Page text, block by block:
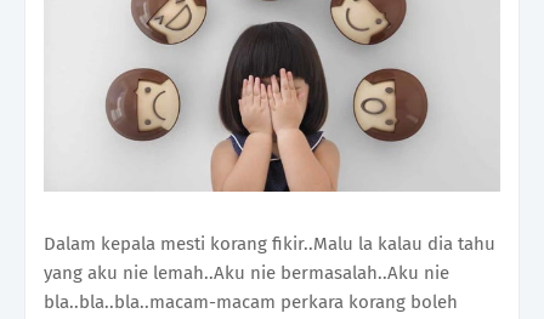
Dalam kepala mesti korang fikir..Malu la kalau dia tahu
yang aku nie lemah..Aku nie bermasalah..Aku nie
bla..bla..bla..macam-macam perkara korang boleh